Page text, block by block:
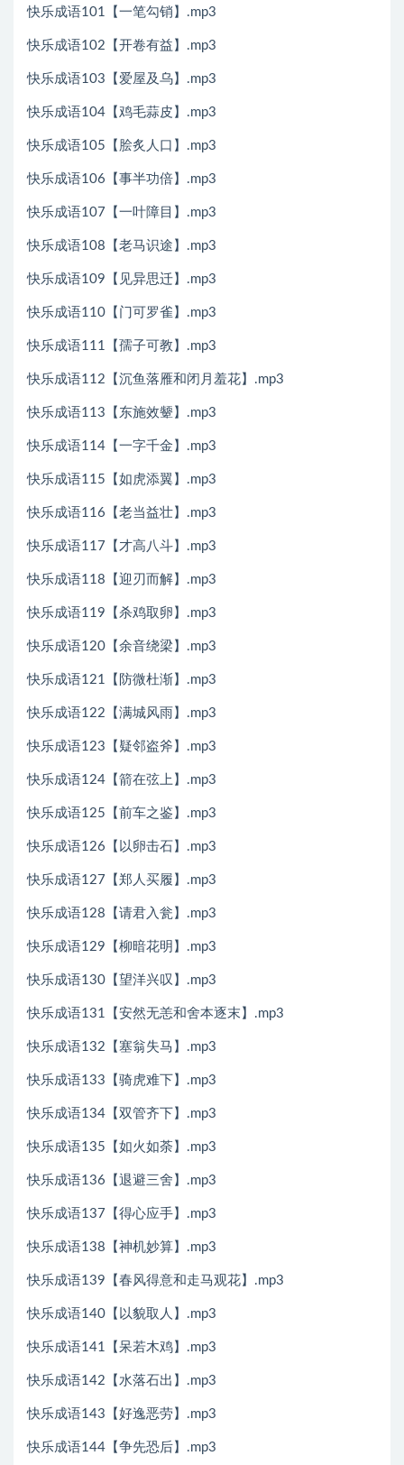
快乐成语101【一笔勾销】.mp3
快乐成语102【开卷有益】.mp3
快乐成语103【爱屋及乌】.mp3
快乐成语104【鸡毛蒜皮】.mp3
快乐成语105【脍炙人口】.mp3
快乐成语106【事半功倍】.mp3
快乐成语107【一叶障目】.mp3
快乐成语108【老马识途】.mp3
快乐成语109【见异思迁】.mp3
快乐成语110【门可罗雀】.mp3
快乐成语111【孺子可教】.mp3
快乐成语112【沉鱼落雁和闭月羞花】.mp3
快乐成语113【东施效颦】.mp3
快乐成语114【一字千金】.mp3
快乐成语115【如虎添翼】.mp3
快乐成语116【老当益壮】.mp3
快乐成语117【才高八斗】.mp3
快乐成语118【迎刃而解】.mp3
快乐成语119【杀鸡取卵】.mp3
快乐成语120【余音绕梁】.mp3
快乐成语121【防微杜渐】.mp3
快乐成语122【满城风雨】.mp3
快乐成语123【疑邻盗斧】.mp3
快乐成语124【箭在弦上】.mp3
快乐成语125【前车之鉴】.mp3
快乐成语126【以卵击石】.mp3
快乐成语127【郑人买履】.mp3
快乐成语128【请君入瓮】.mp3
快乐成语129【柳暗花明】.mp3
快乐成语130【望洋兴叹】.mp3
快乐成语131【安然无恙和舍本逐末】.mp3
快乐成语132【塞翁失马】.mp3
快乐成语133【骑虎难下】.mp3
快乐成语134【双管齐下】.mp3
快乐成语135【如火如荼】.mp3
快乐成语136【退避三舍】.mp3
快乐成语137【得心应手】.mp3
快乐成语138【神机妙算】.mp3
快乐成语139【春风得意和走马观花】.mp3
快乐成语140【以貌取人】.mp3
快乐成语141【呆若木鸡】.mp3
快乐成语142【水落石出】.mp3
快乐成语143【好逸恶劳】.mp3
快乐成语144【争先恐后】.mp3